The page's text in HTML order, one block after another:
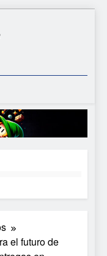
Favorito
el futuro de